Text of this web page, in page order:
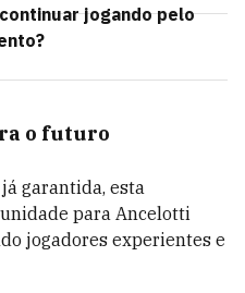
jogando pelo
o futuro
garantida, esta
para Ancelotti
jogadores experientes e